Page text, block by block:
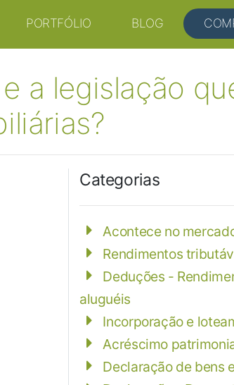
PORTFÓLIO BLOG
a legislação
Categorias
Acontece no
Rendimentos
Deduções -
aluguéis
Incorporação e
Acréscimo
Declaração de bens